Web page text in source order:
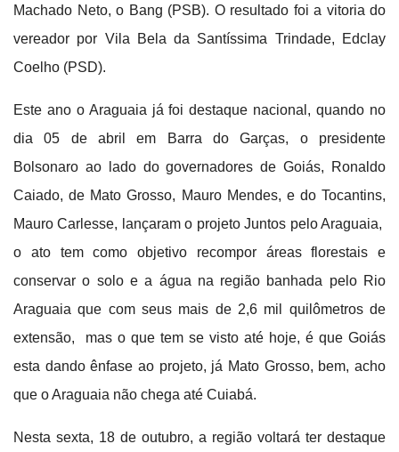
Machado Neto, o Bang (PSB). O resultado foi a vitoria do
vereador por Vila Bela da Santíssima Trindade, Edclay
Coelho (PSD).
Este ano o Araguaia já foi destaque nacional, quando no
dia 05 de abril em Barra do Garças, o presidente
Bolsonaro ao lado do governadores de Goiás, Ronaldo
Caiado, de Mato Grosso, Mauro Mendes, e do Tocantins,
Mauro Carlesse, lançaram o projeto Juntos pelo Araguaia,
o ato tem como objetivo recompor áreas florestais e
conservar o solo e a água na região banhada pelo Rio
Araguaia que com seus mais de 2,6 mil quilômetros de
extensão,
mas o que tem se visto até hoje, é que Goiás
esta dando ênfase ao projeto, já Mato Grosso, bem, acho
que o Araguaia não chega até Cuiabá.
Nesta sexta, 18 de outubro, a região voltará ter destaque